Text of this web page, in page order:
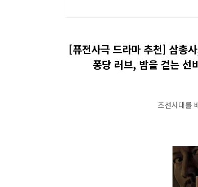
[퓨전사극 드라마 추천] 삼총
퐁당 러브, 밤을 걷는 선
조선시대를